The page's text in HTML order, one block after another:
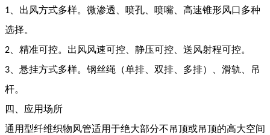
1 、出风方式多样。微渗透、喷孔、喷嘴、高速锥形风口多种
选择。
2 、精准可控。出风风速可控、静压可控、送风射程可控。
3 、悬挂方式多样。钢丝绳（单排、双排、多排）、滑轨、吊
杆。
四、应用场所
通用型纤维织物风管适用于绝大部分不吊顶或吊顶的高大空间